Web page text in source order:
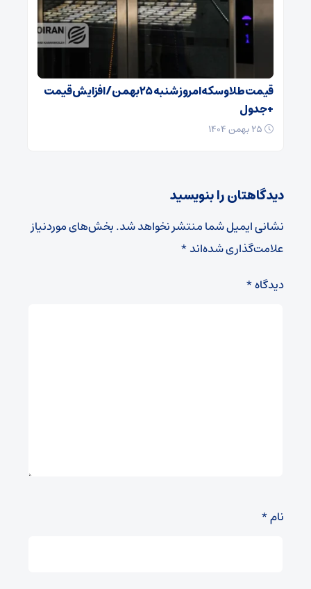
قیمت طلا و سکه امروز شنبه ۲۵بهمن/ افزایش قیمت
+ جدول
دیدگاهتان را بنویسید
نشانی ایمیل شما منتشر نخواهد شد.بخش‌های موردنیاز
علامت‌گذاری شده‌اند*
دیدگاه*
نام*